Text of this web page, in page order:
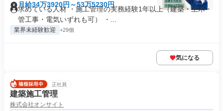
月給34万3920円～53万5230円
求めている人材 ・施工管理の実務経験1年以上（建築・土木・
管工事・電気いずれも可） ・...
業界未経験歓迎 +29個
気になる
正社員
建築施工管理
株式会社オンサイト